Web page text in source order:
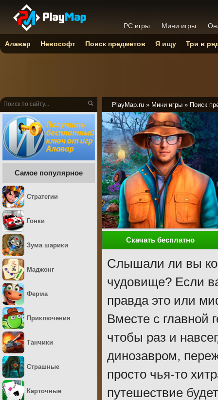
PlayMap.ru » Мини игры » Поиск
Скачать бесплатно
Слышали ли вы
чудовище? Если
правда это или
Вместе с главной
чтобы раз и
динозавром,
просто чья-то
путешествие
Самое популярное
Стратегии
Гонки
Зума шарики
Маджонг
Ферма
Приключения
Танчики
Страшные
Карточные
PC игры Мини игры
Алавар Невософт Поиск предметов Я ищу Три в